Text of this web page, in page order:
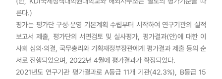
른다.)
평가는 평가단 구성·운영 기본계획 수립부터 시작하여 연구기관의 실적
보고서 제출, 평가단의 서면검토 및 실사평가, 평가결과(안)에 대한 이
사회 심의·의결, 국무총리와 기획재정부장관에게 평가결과 제출 등의 순
서로 진행되었으며, 2022년 4월에 평가결과가 확정되었다.
2021년도 연구기관 평가결과로 A등급 11개 기관(42.3%), B등급 15